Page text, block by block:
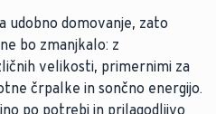
udobno domovanje, zato
bo zmanjkalo: z
velikosti, primernimi za
črpalke in sončno energijo.
po potrebi in prilagodljivo